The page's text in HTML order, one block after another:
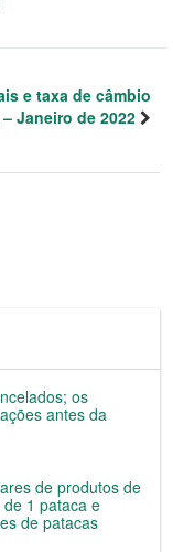
e taxa de câmbio
Janeiro de 2022
os
antes da
de produtos de
1 pataca e
de patacas